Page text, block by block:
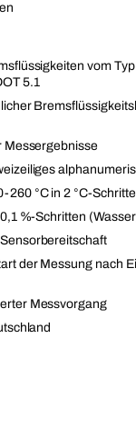
vom Typ
5.1
Messergebnisse
260 °C in 2 °C-
%-Schritten
der Messung nach
Messvorgang